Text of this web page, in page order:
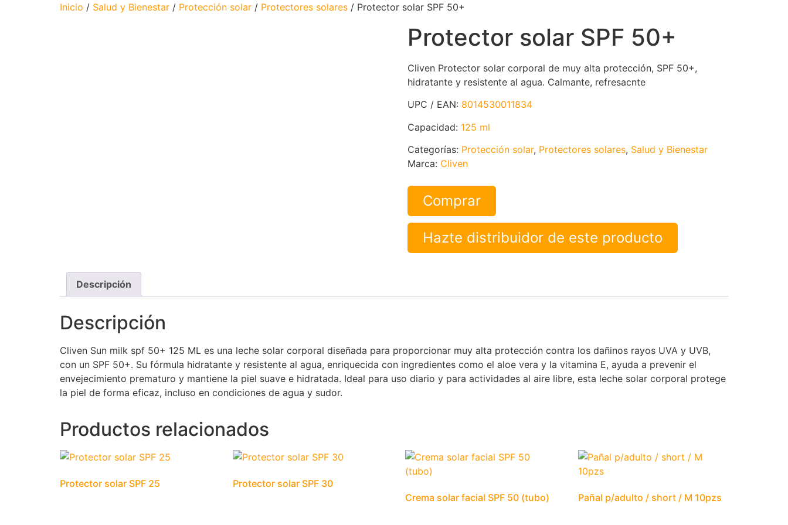
Inicio / Salud y Bienestar / Protección solar / Protectores solares / Protector solar SPF 50+
Protector solar SPF 50+
Cliven Protector solar corporal de muy alta protección, SPF 50+,
hidratante y resistente al agua. Calmante, refresacnte
UPC / EAN: 8014530011834
Capacidad: 125 ml
Categorías: Protección solar, Protectores solares, Salud y Bienestar
Marca: Cliven
Comprar
Hazte distribuidor de este producto
Descripción
Descripción
Cliven Sun milk spf 50+ 125 ML es una leche solar corporal diseñada para proporcionar muy alta protección contra los dañinos rayos UVA y UVB,
con un SPF 50+. Su fórmula hidratante y resistente al agua, enriquecida con ingredientes como el aloe vera y la vitamina E, ayuda a prevenir el
envejecimiento prematuro y mantiene la piel suave e hidratada. Ideal para uso diario y para actividades al aire libre, esta leche solar corporal protege
la piel de forma eficaz, incluso en condiciones de agua y sudor.
Productos relacionados
Protector solar SPF 25
Protector solar SPF 30
Crema solar facial SPF 50 (tubo)
Pañal p/adulto / short / M 10pzs